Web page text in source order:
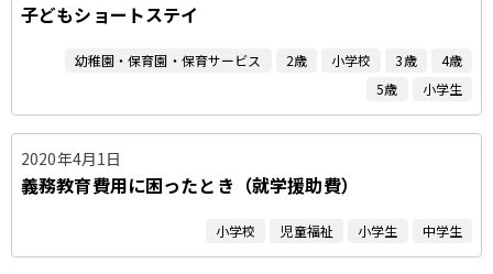
子どもショートステイ
幼稚園・保育園・保育サービス 2歳 小学校 3歳
4歳
5歳
小学生
2020年4月1日
義務教育費用に困ったとき（就学援助費）
小学校 児童福祉 小学生 中学生